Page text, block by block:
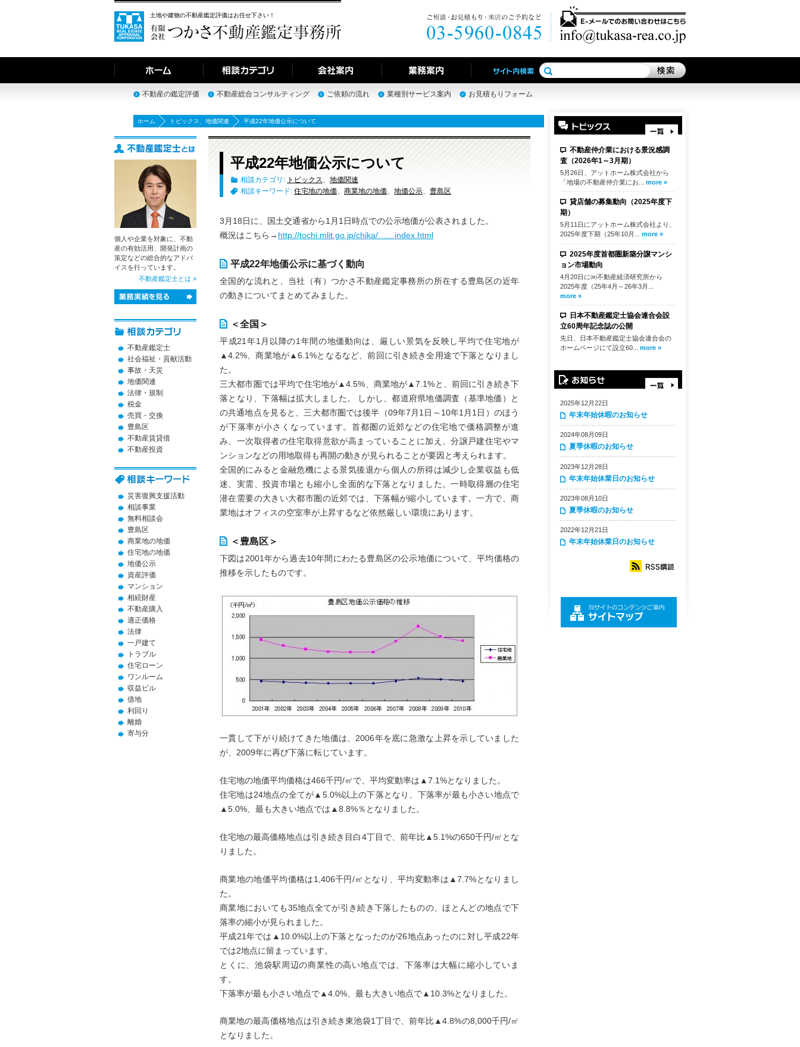
土地や建物の不動産鑑定評価はお任せ下さい！
不動産の鑑定評価 不動産総合コンサルティング ご依頼の流れ 業種別サービス案内 お見積もりフォーム
ホーム トピックス 地価関連 平成22年地価公示について
不動産仲介業における景況感調
査（2026年1～3月期）
5月26日、アットホーム株式会社から
「地場の不動産仲介業にお... more »
貸店舗の募集動向（2025年度下
期）
5月11日にアットホーム株式会社より、
2025年度下期（25年10月... more »
2025年度首都圏新築分譲マンシ
ョン市場動向
4月20日に㈱不動産経済研究所から
2025年度（25年4月～26年3月...
more »
日本不動産鑑定士協会連合会設
立60周年記念誌の公開
先日、日本不動産鑑定士協会連合会の
ホームページにて設立60... more »
2025年12月22日
年末年始休暇のお知らせ
2024年08月09日
夏季休暇のお知らせ
2023年12月28日
年末年始休業日のお知らせ
2023年08月10日
夏季休暇のお知らせ
2022年12月21日
年末年始休業日のお知らせ
平成22年地価公示について
相談カテゴリ: トピックス、 地価関連
相談キーワード: 住宅地の地価、 商業地の地価、 地価公示、 豊島区
3月18日に、国土交通省から1月1日時点での公示地価が公表されました。
概況はこちら→ http://tochi.mlit.go.jp/chika/……index.html
平成22年地価公示に基づく動向
全国的な流れと、当社（有）つかさ不動産鑑定事務所の所在する豊島区の近年
の動きについてまとめてみました。
＜全国＞
平成21年1月以降の1年間の地価動向は、厳しい景気を反映し平均で住宅地が
▲4.2%、商業地が▲6.1%となるなど、前回に引き続き全用途で下落となりまし
た。
三大都市圏では平均で住宅地が▲4.5%、商業地が▲7.1%と、前回に引き続き下
落となり、下落幅は拡大しました。 しかし、都道府県地価調査（基準地価）と
の共通地点を見ると、三大都市圏では後半（09年7月1日～10年1月1日）のほう
が下落率が小さくなっています。首都圏の近郊などの住宅地で価格調整が進
み、一次取得者の住宅取得意欲が高まっていることに加え、分譲戸建住宅やマ
ンションなどの用地取得も再開の動きが見られることが要因と考えられます。
全国的にみると金融危機による景気後退から個人の所得は減少し企業収益も低
迷、実需、投資市場とも縮小し全面的な下落となりました。一時取得層の住宅
潜在需要の大きい大都市圏の近郊では、下落幅が縮小しています。一方で、商
業地はオフィスの空室率が上昇するなど依然厳しい環境にあります。
＜豊島区＞
下図は2001年から過去10年間にわたる豊島区の公示地価について、平均価格の
推移を示したものです。
一貫して下がり続けてきた地価は、2006年を底に急激な上昇を示していました
が、2009年に再び下落に転じています。
住宅地の地価平均価格は466千円/㎡で、平均変動率は▲7.1%となりました。
住宅地は24地点の全てが▲5.0%以上の下落となり、下落率が最も小さい地点で
▲5.0%、最も大きい地点では▲8.8%％となりました。
住宅地の最高価格地点は引き続き目白4丁目で、前年比▲5.1%の650千円/㎡とな
りました。
商業地の地価平均価格は1,406千円/㎡となり、平均変動率は▲7.7%となりまし
た。
商業地においても35地点全てが引き続き下落したものの、ほとんどの地点で下
落率の縮小が見られました。
平成21年では▲10.0%以上の下落となったのが26地点あったのに対し平成22年
では2地点に留まっています。
とくに、池袋駅周辺の商業性の高い地点では、下落率は大幅に縮小していま
す。
下落率が最も小さい地点で▲4.0%、最も大きい地点で▲10.3%となりました。
商業地の最高価格地点は引き続き東池袋1丁目で、前年比▲4.8%の8,000千円/㎡
となりました。
個人や企業を対象に、不動
産の有効活用、開発計画の
策定などの総合的なアドバ
イスを行っています。
不動産鑑定士とは »
不動産鑑定士
社会福祉・貢献活動
事故・天災
地価関連
法律・規制
税金
売買・交換
豊島区
不動産賃貸借
不動産投資
災害復興支援活動
相談事業
無料相談会
豊島区
商業地の地価
住宅地の地価
地価公示
資産評価
マンション
相続財産
不動産購入
適正価格
法律
一戸建て
トラブル
住宅ローン
ワンルーム
収益ビル
借地
利回り
離婚
寄与分